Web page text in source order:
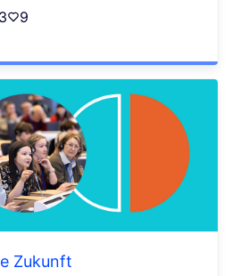
3 9
Zukunft